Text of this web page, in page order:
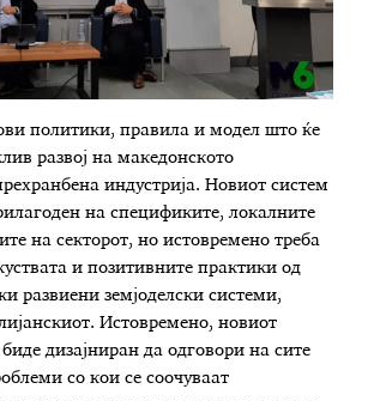
политики, правила и модел што ќе
развој на македонското
индустрија. Новиот систем
на спецификите, локалните
на секторот, но истовремено треба
и позитивните практики од
развиени земјоделски системи,
Истовремено, новиот
дизајниран да одговори на сите
со кои се соочуваат